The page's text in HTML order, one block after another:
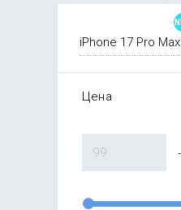
iPhone 17 Pro Max
Цена